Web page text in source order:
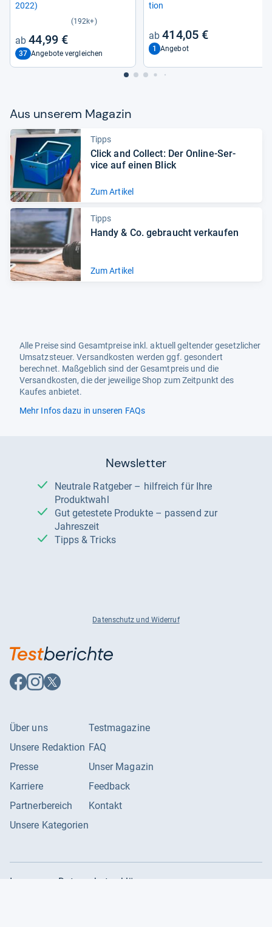
2022)
(192k+)
44,99 €
37 Angebote vergleichen
tion
414,05 €
1 Angebot
Aus unse­rem Maga­zin
Tipps
Click and Col­lect: Der Online-​Ser­
vice auf einen Blick
Zum Artikel
Tipps
Handy & Co. gebraucht ver­kau­fen
Zum Artikel
Alle Preise sind Gesamtpreise inkl. aktuell geltender gesetzlicher
Umsatzsteuer. Versandkosten werden ggf. gesondert
berechnet. Maßgeblich sind der Gesamtpreis und die
Versandkosten, die der jeweilige Shop zum Zeitpunkt des
Kaufes anbietet.
Mehr Infos dazu in unseren FAQs
Newsletter
Neutrale Ratgeber – hilfreich für Ihre
Produktwahl
Gut getestete Produkte – passend zur
Jahreszeit
Tipps & Tricks
Datenschutz und Widerruf
Auf
Facebook
Auf
Instagram
Auf
X
Über uns
Unsere Redaktion
Presse
Karriere
Partnerbereich
Unsere Kategorien
Testmagazine
FAQ
Unser Magazin
Feedback
Kontakt
Impressum Datenschutzerklärung